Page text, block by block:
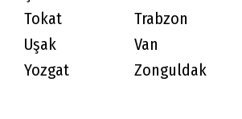
Tokat
Trabzon
Uşak
Van
Yozgat Zonguldak